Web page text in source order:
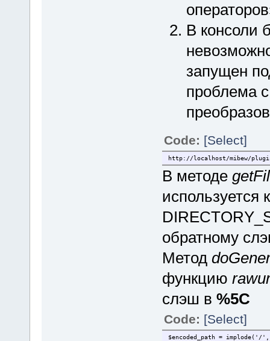
В консоли
запущен
проблема
Code: [Select]
http://localhost/mibew/
В методе
используется
обратному
Метод
функцию
слэш в %5C
Code: [Select]
$encoded_path = implode('/